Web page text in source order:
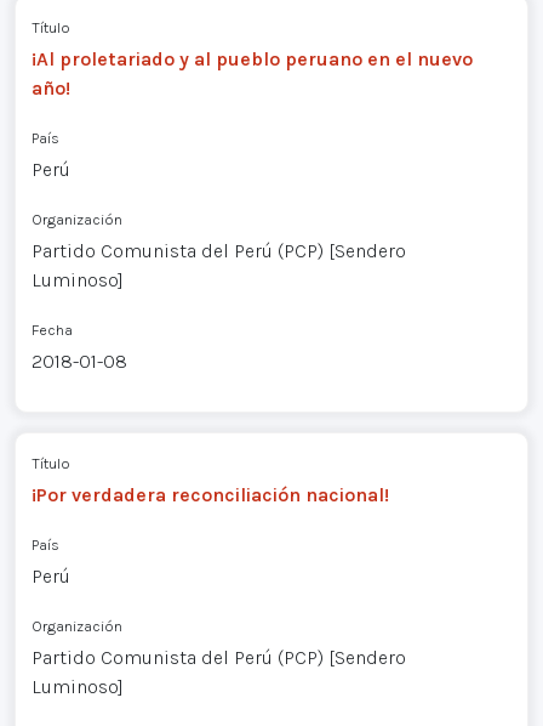
Título
¡Al proletariado y al pueblo peruano en el nuevo
año!
País
Perú
Organización
Partido Comunista del Perú (PCP) [Sendero
Luminoso]
Fecha
2018-01-08
Título
¡Por verdadera reconciliación nacional!
País
Perú
Organización
Partido Comunista del Perú (PCP) [Sendero
Luminoso]